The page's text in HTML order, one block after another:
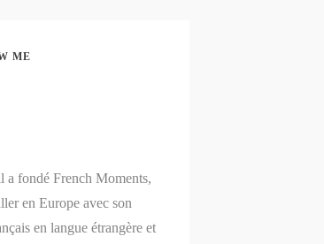
ME
a fondé French Moments,
en Europe avec son
en langue étrangère et